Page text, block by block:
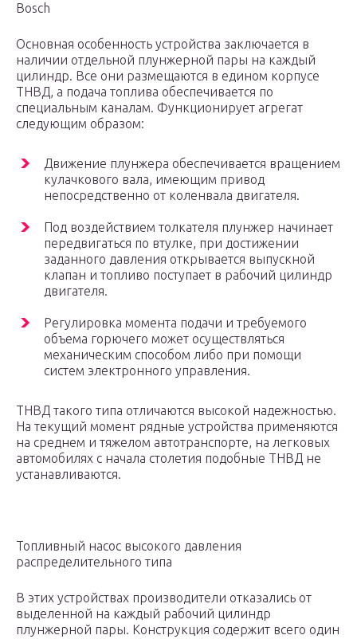
Bosch
Основная особенность устройства заключается в
наличии отдельной плунжерной пары на каждый
цилиндр. Все они размещаются в едином корпусе
ТНВД, а подача топлива обеспечивается по
специальным каналам. Функционирует агрегат
следующим образом:
Движение плунжера обеспечивается вращением
кулачкового вала, имеющим привод
непосредственно от коленвала двигателя.
Под воздействием толкателя плунжер начинает
передвигаться по втулке, при достижении
заданного давления открывается выпускной
клапан и топливо поступает в рабочий цилиндр
двигателя.
Регулировка момента подачи и требуемого
объема горючего может осуществляться
механическим способом либо при помощи
систем электронного управления.
ТНВД такого типа отличаются высокой надежностью.
На текущий момент рядные устройства применяются
на среднем и тяжелом автотранспорте, на легковых
автомобилях с начала столетия подобные ТНВД не
устанавливаются.
Топливный насос высокого давления
распределительного типа
В этих устройствах производители отказались от
выделенной на каждый рабочий цилиндр
плунжерной пары. Конструкция содержит всего один